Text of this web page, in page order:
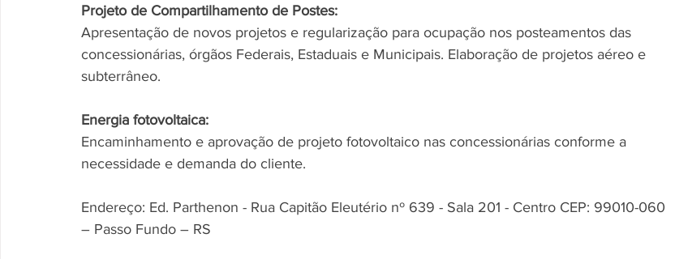
Projeto de Compartilhamento de Postes:
Apresentação de novos projetos e regularização para ocupação nos posteamentos das
concessionárias, órgãos Federais, Estaduais e Municipais. Elaboração de projetos aéreo e
subterrâneo.
Energia fotovoltaica:
Encaminhamento e aprovação de projeto fotovoltaico nas concessionárias conforme a
necessidade e demanda do cliente.
Endereço: Ed. Parthenon - Rua Capitão Eleutério nº 639 - Sala 201 - Centro CEP: 99010-060
– Passo Fundo – RS